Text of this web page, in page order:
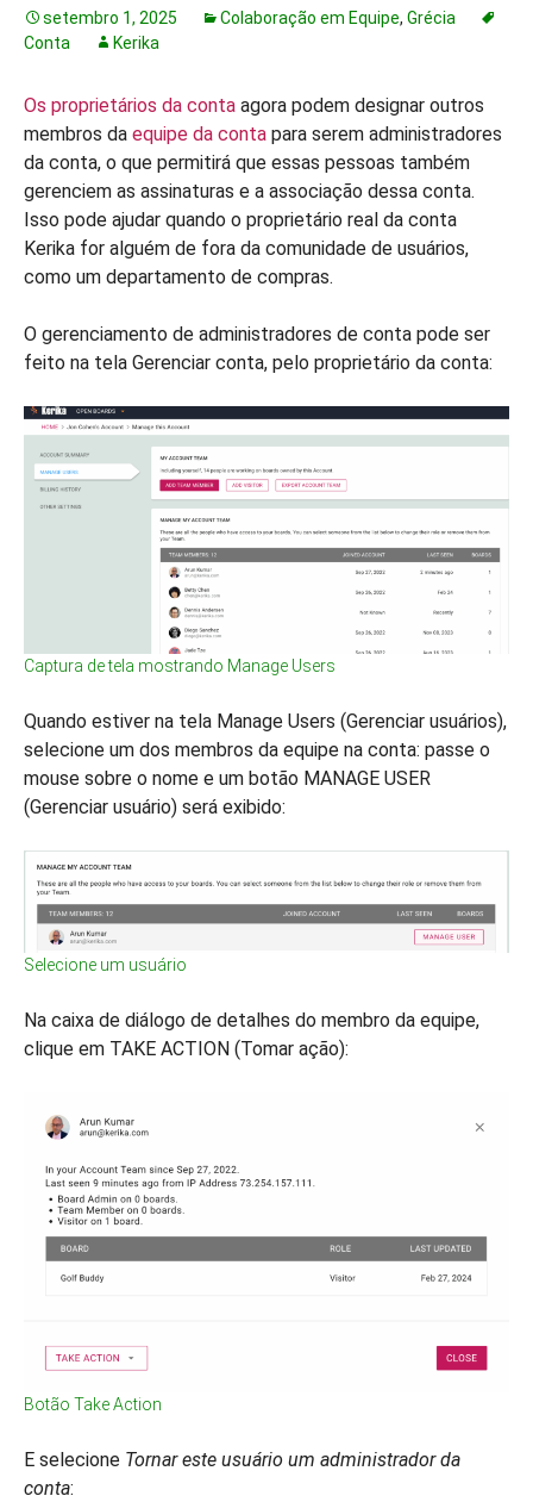
setembro 1, 2025 Colaboração em Equipe, Grécia
Conta
Kerika
Os proprietários da conta agora podem designar outros
membros da equipe da conta para serem administradores
da conta, o que permitirá que essas pessoas também
gerenciem as assinaturas e a associação dessa conta.
Isso pode ajudar quando o proprietário real da conta
Kerika for alguém de fora da comunidade de usuários,
como um departamento de compras.
O gerenciamento de administradores de conta pode ser
feito na tela Gerenciar conta, pelo proprietário da conta:
Captura de tela mostrando Manage Users
Quando estiver na tela Manage Users (Gerenciar usuários),
selecione um dos membros da equipe na conta: passe o
mouse sobre o nome e um botão MANAGE USER
(Gerenciar usuário) será exibido:
Selecione um usuário
Na caixa de diálogo de detalhes do membro da equipe,
clique em TAKE ACTION (Tomar ação):
Botão Take Action
E selecione Tornar este usuário um administrador da
conta: